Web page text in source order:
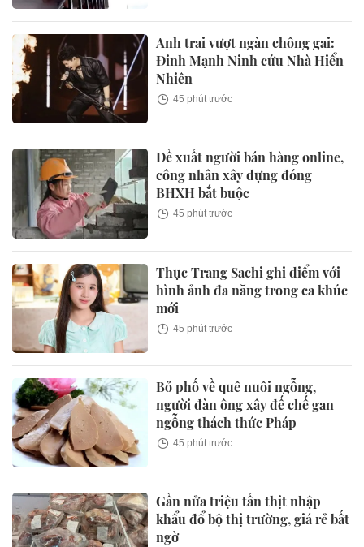
Anh trai vượt ngàn chông gai:
Đinh Mạnh Ninh cứu Nhà Hiển
Nhiên
45 phút trước
Đề xuất người bán hàng online,
công nhân xây dựng đóng
BHXH bắt buộc
45 phút trước
Thục Trang Sachi ghi điểm với
hình ảnh đa năng trong ca khúc
mới
45 phút trước
Bỏ phố về quê nuôi ngỗng,
người đàn ông xây đế chế gan
ngỗng thách thức Pháp
45 phút trước
Gần nửa triệu tấn thịt nhập
khẩu đổ bộ thị trường, giá rẻ bất
ngờ